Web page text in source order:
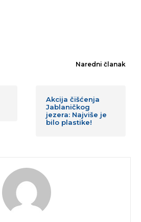
Naredni članak
Akcija čišćenja
Jablaničkog
jezera: Najviše je
bilo plastike!